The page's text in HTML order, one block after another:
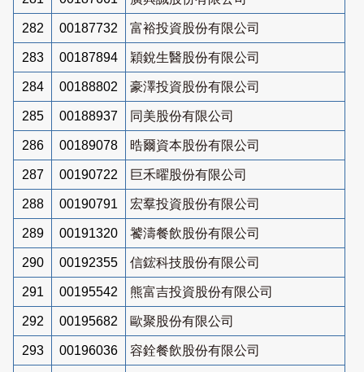
282 00187732 富裕投資股份有限公司
283 00187894 穎銳生醫股份有限公司
284 00188802 豪澤投資股份有限公司
285 00188937 同美股份有限公司
286 00189078 晧爾資本股份有限公司
287 00190722 巨禾曜股份有限公司
288 00190791 宏羣投資股份有限公司
289 00191320 饕濤餐飲股份有限公司
290 00192355 信鋐科技股份有限公司
291 00195542 熊富吉投資股份有限公司
292 00195682 歐聚股份有限公司
293 00196036 容銓餐飲股份有限公司